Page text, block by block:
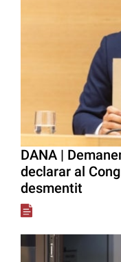
DANA |
declarar al
desmentit